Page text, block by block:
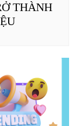
THÀNH